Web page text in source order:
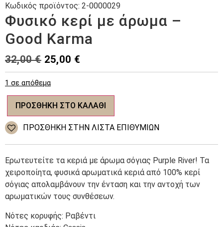
Φυσικό κερί με άρωμα –
Good Karma
32,00€ Original
price
was:
32,00 €.
25,00 €
τρέχουσα
είναι:
25,00 €.
Ερωτευτείτε τα κεριά με άρωμα σόγιας Purple River! Τα
χειροποίητα, φυσικά αρωματικά κεριά από 100% κερί
σόγιας απολαμβάνουν την ένταση και την αντοχή των
αρωματικών τους συνθέσεων.
Νότες κορυφής: Ραβέντι
1 σε απόθεμα
Φυσικό
κερί
με
άρωμα
-
Karma
ΠΡΟΣΘΉΚΗ ΣΤΟ ΚΑΛΆΘΙ
ΠΡΌΣΘΉΚΗ ΣΤΗΝ ΛΊΣΤΑ ΕΠΙΘΥΜΙΏΝ
Κωδικός προϊόντος: 2-0000029